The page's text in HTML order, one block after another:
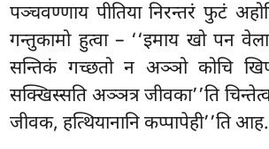
पञ्चवण्णाय पीतिया निरन्तरं फुटं
गन्तुकामो हुत्वा – ‘‘इमाय खो पन
सन्तिकं गच्छतो न अञ्ञो कोचि
सक्खिस्सति अञ्ञत्र जीवका’’ति
जीवक, हत्थियानानि कप्पापेही’’ति आह.